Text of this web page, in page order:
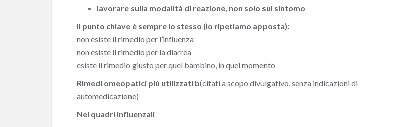
lavorare sulla modalità di reazione, non solo sul sintomo
Il punto chiave è sempre lo stesso (lo ripetiamo apposta):
non esiste il rimedio per l’influenza
non esiste il rimedio per la diarrea
esiste il rimedio giusto per quel bambino, in quel momento
Rimedi omeopatici più utilizzati b(citati a scopo divulgativo, senza indicazioni di
automedicazione)
Nei quadri influenzali